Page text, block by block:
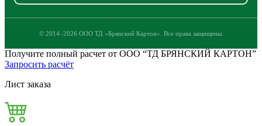
© 2014–2026 ООО ТД «Брянский Картон». Все права защищены.
Получите полный расчет от ООО “ТД БРЯНСКИЙ КАРТОН”
Запросить расчёт
Лист заказа